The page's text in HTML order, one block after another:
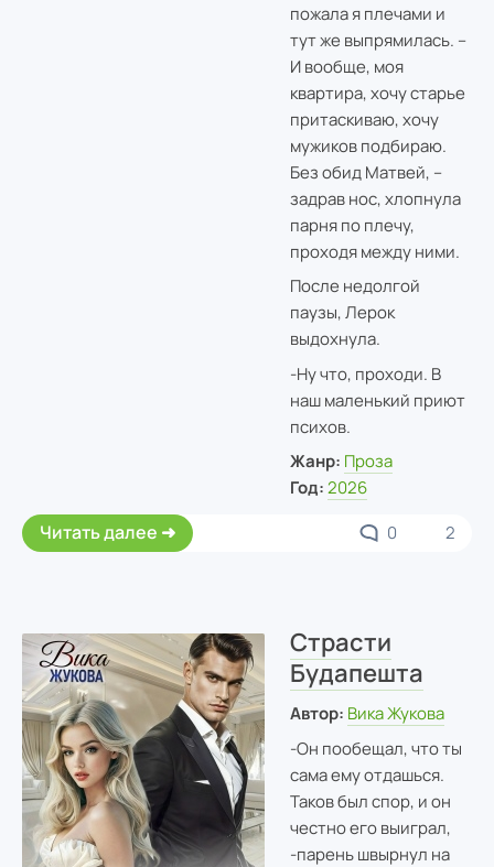
пожала я плечами и
тут же выпрямилась. –
И вообще, моя
квартира, хочу старье
притаскиваю, хочу
мужиков подбираю.
Без обид Матвей, –
задрав нос, хлопнула
парня по плечу,
проходя между ними.
После недолгой
паузы, Лерок
выдохнула.
-Ну что, проходи. В
наш маленький приют
психов.
Жанр: Проза
Год: 2026
Читать далее 0 2
Страсти
Будапешта
Автор: Вика Жукова
-Он пообещал, что ты
сама ему отдашься.
Таков был спор, и он
честно его выиграл,
-парень швырнул на